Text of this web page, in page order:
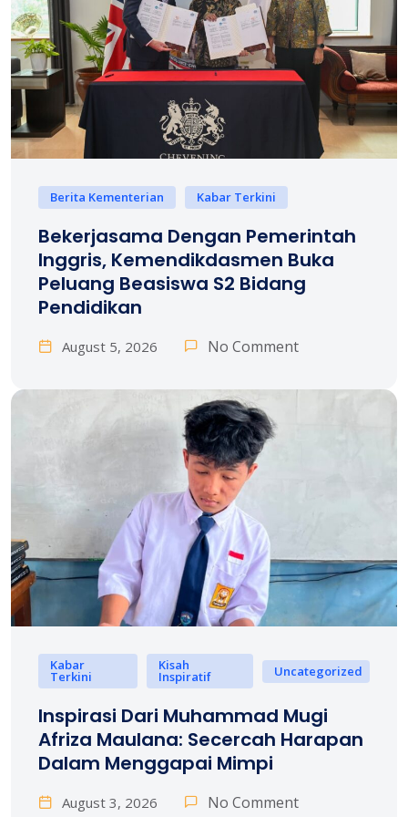
Berita Kementerian Kabar Terkini
Bekerjasama Dengan Pemerintah
Inggris, Kemendikdasmen Buka
Peluang Beasiswa S2 Bidang
Pendidikan
August 5, 2026 No Comment
Kabar
Terkini
Kisah
Inspiratif Uncategorized
Inspirasi Dari Muhammad Mugi
Afriza Maulana: Secercah Harapan
Dalam Menggapai Mimpi
August 3, 2026 No Comment